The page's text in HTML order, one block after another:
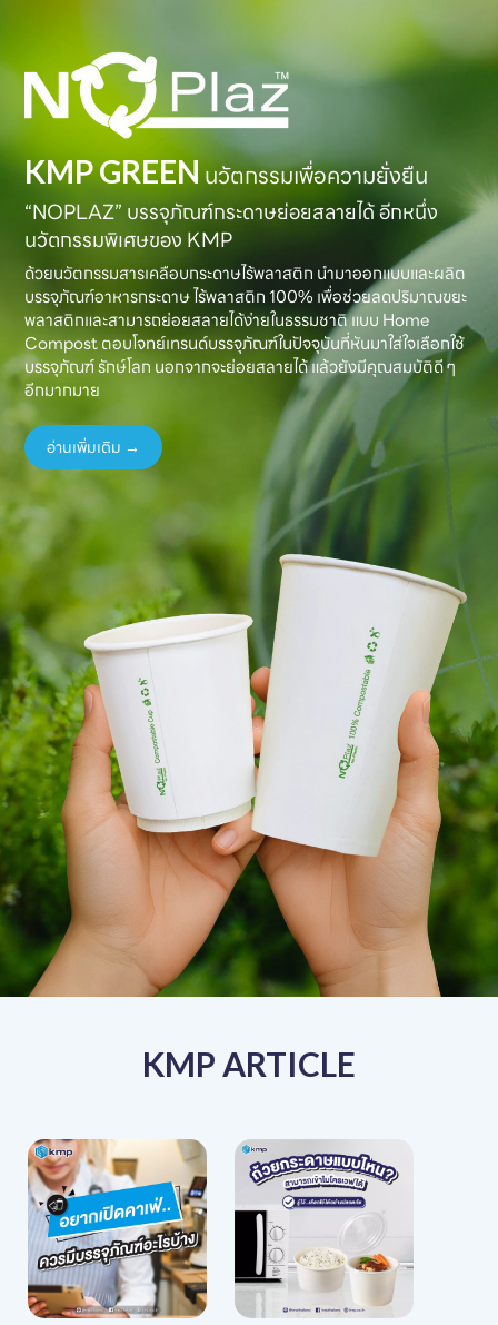
KMP GREEN นวัตกรรมเพื่อความยั่งยืน
“NOPLAZ” บรรจุภัณฑ์กระดาษย่อยสลายได้ อีกหนึ่ง
นวัตกรรมพิเศษของ KMP
ด้วยนวัตกรรมสารเคลือบกระดาษไร้พลาสติก นำมาออกแบบและผลิต
บรรจุภัณฑ์อาหารกระดาษ ไร้พลาสติก 100% เพื่อช่วยลดปริมาณขยะ
พลาสติกและสามารถย่อยสลายได้ง่ายในธรรมชาติ แบบ Home
Compost ตอบโจทย์เทรนด์บรรจุภัณฑ์ในปัจจุบันที่หันมาใส่ใจเลือกใช้
บรรจุภัณฑ์ รักษ์โลก นอกจากจะย่อยสลายได้ แล้วยังมีคุณสมบัติดี ๆ
อีกมากมาย
อ่านเพิ่มเติม →
KMP ARTICLE